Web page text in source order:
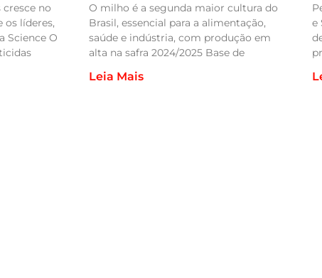
no
os líderes,
Science O
O milho é a segunda maior cultura do
Brasil, essencial para a alimentação,
saúde e indústria, com produção em
alta na safra 2024/2025 Base de
Leia Mais
e